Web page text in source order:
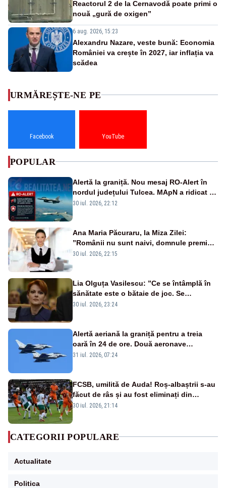
Reactorul 2 de la Cernavodă poate primi o
nouă „gură de oxigen”
6 aug. 2026, 15:23
Alexandru Nazare, veste bună: Economia
României va crește în 2027, iar inflația va
scădea
URMĂREȘTE-NE PE
Facebook YouTube
POPULAR
Alertă la graniță. Nou mesaj RO-Alert în
nordul județului Tulcea. MApN a ridicat de
la sol două avioane F-16
30 iul. 2026, 22:12
Ana Maria Păcuraru, la Miza Zilei:
”Românii nu sunt naivi, domnule premier
Bolojan”
30 iul. 2026, 22:15
Lia Olguța Vasilescu: ”Ce se întâmplă în
sănătate este o bătaie de joc. Se
guvernează extraordinar de prost”
30 iul. 2026, 23:24
Alertă aeriană la graniță pentru a treia
oară în 24 de ore. Două aeronave
Eurofighter britanice au fost ridicate de la
31 iul. 2026, 07:24
FCSB, umilită de Auda! Roș-albaștrii s-au
făcut de râs și au fost eliminați din
Conference League
30 iul. 2026, 21:14
CATEGORII POPULARE
Actualitate
Politica